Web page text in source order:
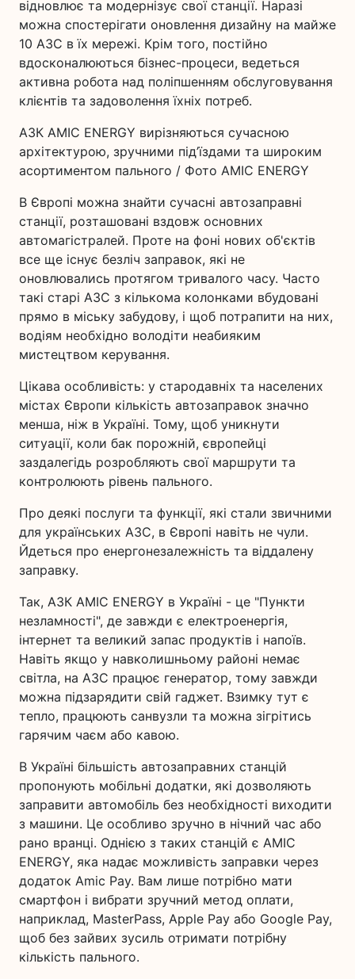
відновлює та модернізує свої станції. Наразі
можна спостерігати оновлення дизайну на майже
10 АЗС в їх мережі. Крім того, постійно
вдосконалюються бізнес-процеси, ведеться
активна робота над поліпшенням обслуговування
клієнтів та задоволення їхніх потреб.
АЗК AMIC ENERGY вирізняються сучасною
архітектурою, зручними під’їздами та широким
асортиментом пального / Фото AMIC ENERGY
В Європі можна знайти сучасні автозаправні
станції, розташовані вздовж основних
автомагістралей. Проте на фоні нових об'єктів
все ще існує безліч заправок, які не
оновлювались протягом тривалого часу. Часто
такі старі АЗС з кількома колонками вбудовані
прямо в міську забудову, і щоб потрапити на них,
водіям необхідно володіти неабияким
мистецтвом керування.
Цікава особливість: у стародавніх та населених
містах Європи кількість автозаправок значно
менша, ніж в Україні. Тому, щоб уникнути
ситуації, коли бак порожній, європейці
заздалегідь розробляють свої маршрути та
контролюють рівень пального.
Про деякі послуги та функції, які стали звичними
для українських АЗС, в Європі навіть не чули.
Йдеться про енергонезалежність та віддалену
заправку.
Так, АЗК AMIC ENERGY в Україні - це "Пункти
незламності", де завжди є електроенергія,
інтернет та великий запас продуктів і напоїв.
Навіть якщо у навколишньому районі немає
світла, на АЗС працює генератор, тому завжди
можна підзарядити свій гаджет. Взимку тут є
тепло, працюють санвузли та можна зігрітись
гарячим чаєм або кавою.
В Україні більшість автозаправних станцій
пропонують мобільні додатки, які дозволяють
заправити автомобіль без необхідності виходити
з машини. Це особливо зручно в нічний час або
рано вранці. Однією з таких станцій є AMIC
ENERGY, яка надає можливість заправки через
додаток Amic Pay. Вам лише потрібно мати
смартфон і вибрати зручний метод оплати,
наприклад, MasterPass, Apple Pay або Google Pay,
щоб без зайвих зусиль отримати потрібну
кількість пального.